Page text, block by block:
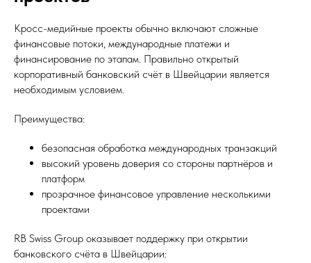
Кросс-медийные проекты обычно включают сложные
финансовые потоки, международные платежи и
финансирование по этапам. Правильно открытый
корпоративный банковский счёт в Швейцарии является
необходимым условием.
Преимущества:
безопасная обработка международных транзакций
высокий уровень доверия со стороны партнёров и
платформ
прозрачное финансовое управление несколькими
проектами
RB Swiss Group оказывает поддержку при открытии
банковского счёта в Швейцарии: